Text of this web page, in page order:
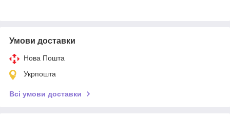
Умови доставки
Нова Пошта
Укрпошта
Всі умови доставки